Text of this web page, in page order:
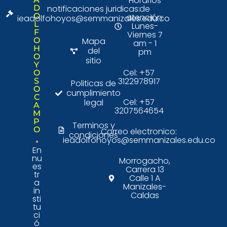
D
O
L
F
O
H
O
Y
O
S
O
C
A
M
P
O
En
nu
es
tr
a
in
sti
tu
ci
ó
notificaciones juridicas:
ieadolfohoyos@semmanizales.edu.co
Mapa
del
sitio
Politicas de
cumplimiento
legal
Terminos y
condiciones
de
atención:
Lunes-
Viernes 7
am - 1
pm
Cel: +57
3122978917
Cel: +57
3207564654
Correo electronico:
ieadolfohoyos@semmanizales.edu.co
Morrogacho,
Carrera 13
Calle 1 A
Manizales-
Caldas